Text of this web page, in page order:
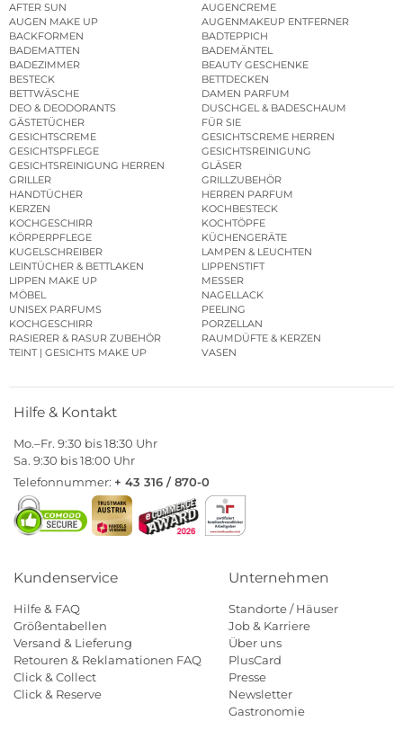
AFTER SUN
AUGENCREME
AUGEN MAKE UP
AUGENMAKEUP ENTFERNER
BACKFORMEN
BADTEPPICH
BADEMATTEN
BADEMÄNTEL
BADEZIMMER
BEAUTY GESCHENKE
BESTECK
BETTDECKEN
BETTWÄSCHE
DAMEN PARFUM
DEO & DEODORANTS
DUSCHGEL & BADESCHAUM
GÄSTETÜCHER
FÜR SIE
GESICHTSCREME
GESICHTSCREME HERREN
GESICHTSPFLEGE
GESICHTSREINIGUNG
GESICHTSREINIGUNG HERREN
GLÄSER
GRILLER
GRILLZUBEHÖR
HANDTÜCHER
HERREN PARFUM
KERZEN
KOCHBESTECK
KOCHGESCHIRR
KOCHTÖPFE
KÖRPERPFLEGE
KÜCHENGERÄTE
KUGELSCHREIBER
LAMPEN & LEUCHTEN
LEINTÜCHER & BETTLAKEN
LIPPENSTIFT
LIPPEN MAKE UP
MESSER
MÖBEL
NAGELLACK
UNISEX PARFUMS
PEELING
KOCHGESCHIRR
PORZELLAN
RASIERER & RASUR ZUBEHÖR
RAUMDÜFTE & KERZEN
TEINT | GESICHTS MAKE UP
VASEN
Hilfe & Kontakt
Mo.–Fr. 9:30 bis 18:30 Uhr
Sa. 9:30 bis 18:00 Uhr
Telefonnummer: + 43 316 / 870-0
Kundenservice
Hilfe & FAQ
Größentabellen
Versand & Lieferung
Retouren & Reklamationen FAQ
Click & Collect
Click & Reserve
Unternehmen
Standorte / Häuser
Job & Karriere
Über uns
PlusCard
Presse
Newsletter
Gastronomie